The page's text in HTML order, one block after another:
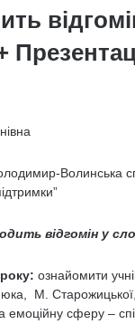
Волинська
відгомін у
ознайомити
М.
емоційну сферу –